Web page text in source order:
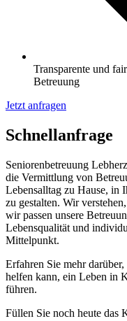
Transparente und
Betreuung
Jetzt anfragen
Schnell­anfrage
Seniorenbetreuung
die Vermittlung von
Lebensalltag zu Hause, in
zu gestalten. Wir
wir passen unsere
Lebensqualität und
Mittelpunkt.
Erfahren Sie mehr
helfen kann, ein Leben in
führen.
Füllen Sie noch heute das